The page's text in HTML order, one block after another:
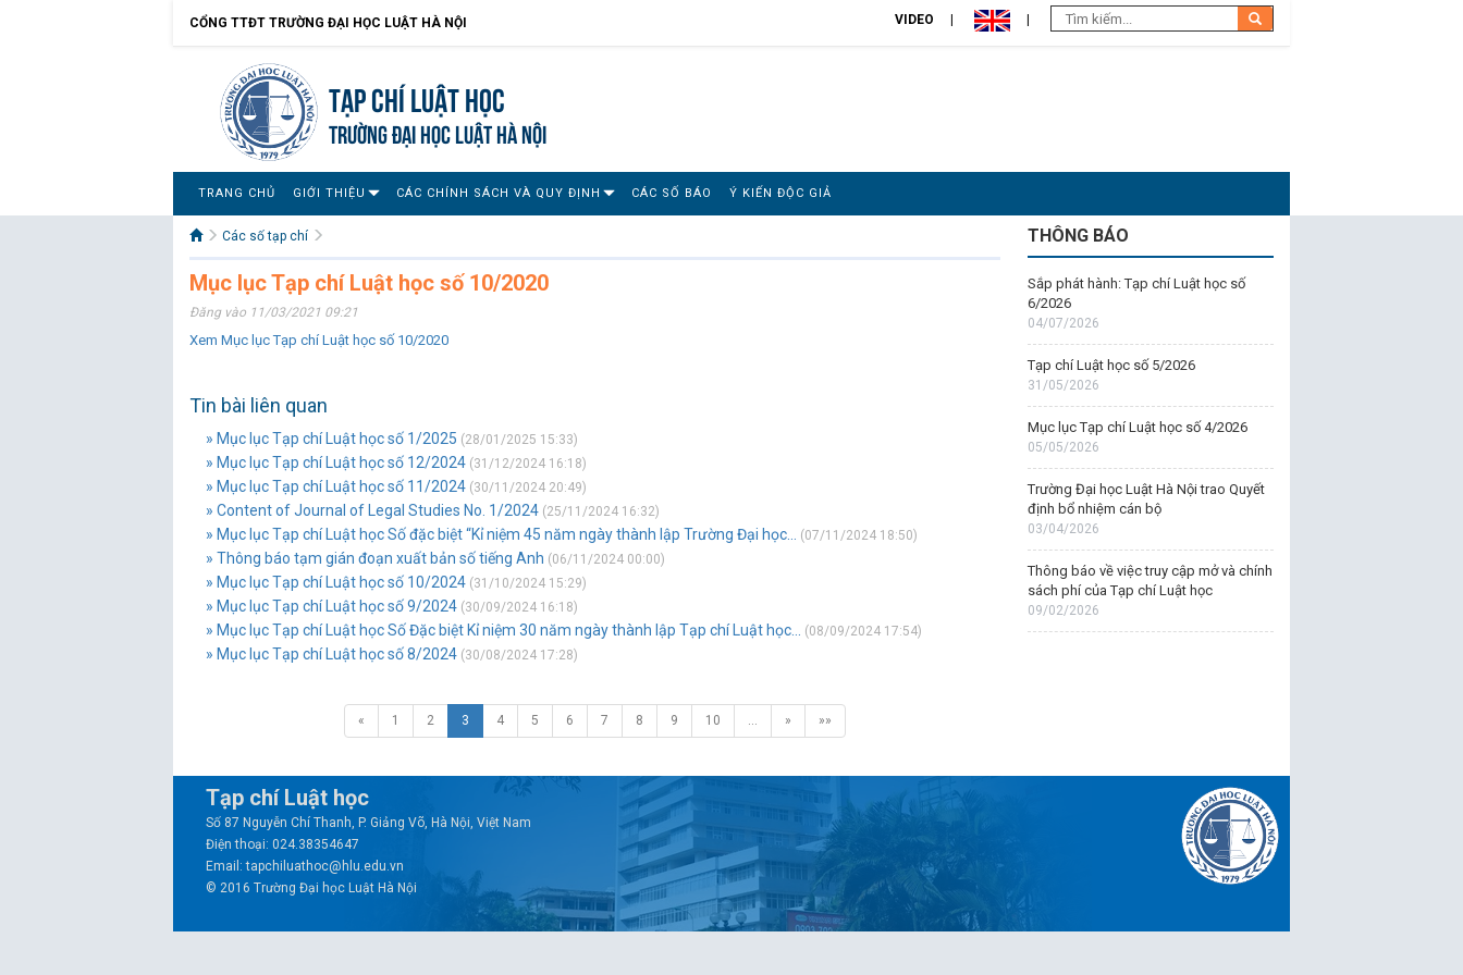
CỔNG TTĐT TRƯỜNG ĐẠI HỌC LUẬT HÀ NỘI VIDEO
Tạp chí Luật học
TRƯỜNG ĐẠI HỌC LUẬT HÀ NỘI
TRANG CHỦ GIỚI THIỆU CÁC CHÍNH SÁCH VÀ QUY ĐỊNH CÁC SỐ BÁO Ý KIẾN ĐỘC GIẢ
Các số tạp chí
Mục lục Tạp chí Luật học số 10/2020
Đăng vào 11/03/2021 09:21
Xem Mục lục Tạp chí Luật học số 10/2020
Tin bài liên quan
» Mục lục Tạp chí Luật học số 1/2025 (28/01/2025 15:33)
» Mục lục Tạp chí Luật học số 12/2024 (31/12/2024 16:18)
» Mục lục Tạp chí Luật học số 11/2024 (30/11/2024 20:49)
» Content of Journal of Legal Studies No. 1/2024 (25/11/2024 16:32)
» Mục lục Tạp chí Luật học Số đặc biệt “Kỉ niệm 45 năm ngày thành lập Trường Đại học... (07/11/2024 18:50)
» Thông báo tạm gián đoạn xuất bản số tiếng Anh (06/11/2024 00:00)
» Mục lục Tạp chí Luật học số 10/2024 (31/10/2024 15:29)
» Mục lục Tạp chí Luật học số 9/2024 (30/09/2024 16:18)
» Mục lục Tạp chí Luật học Số Đặc biệt Kỉ niệm 30 năm ngày thành lập Tạp chí Luật học... (08/09/2024 17:54)
» Mục lục Tạp chí Luật học số 8/2024 (30/08/2024 17:28)
« 1 2 3 4 5 6 7 8 9 10 … » »»
THÔNG BÁO
Sắp phát hành: Tạp chí Luật học số
6/2026
04/07/2026
Tạp chí Luật học số 5/2026
31/05/2026
Mục lục Tạp chí Luật học số 4/2026
05/05/2026
Trường Đại học Luật Hà Nội trao Quyết
định bổ nhiệm cán bộ
03/04/2026
Thông báo về việc truy cập mở và chính
sách phí của Tạp chí Luật học
09/02/2026
Tạp chí Luật học
Số 87 Nguyễn Chí Thanh, P. Giảng Võ, Hà Nội, Việt Nam
Điện thoại: 024.38354647
Email: tapchiluathoc@hlu.edu.vn
© 2016 Trường Đại học Luật Hà Nội